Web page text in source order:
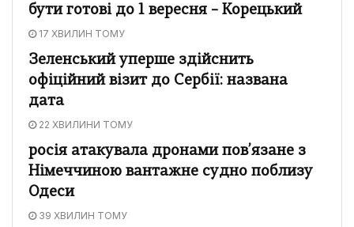
бути готові до 1 вересня – Корецький
17 ХВИЛИН ТОМУ
Зеленський уперше здійснить
офіційний візит до Сербії: названа
дата
22 ХВИЛИНИ ТОМУ
росія атакувала дронами пов’язане з
Німеччиною вантажне судно поблизу
Одеси
39 ХВИЛИН ТОМУ